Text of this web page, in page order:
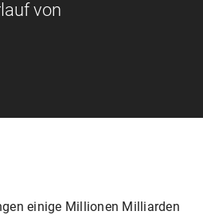
von
einige Millionen Milliarden